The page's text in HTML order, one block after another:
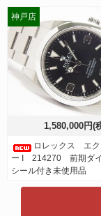
1,580,000円(
ロレックス エク
ー I 214270 前期ダ
シール付き未使用品
神戸店